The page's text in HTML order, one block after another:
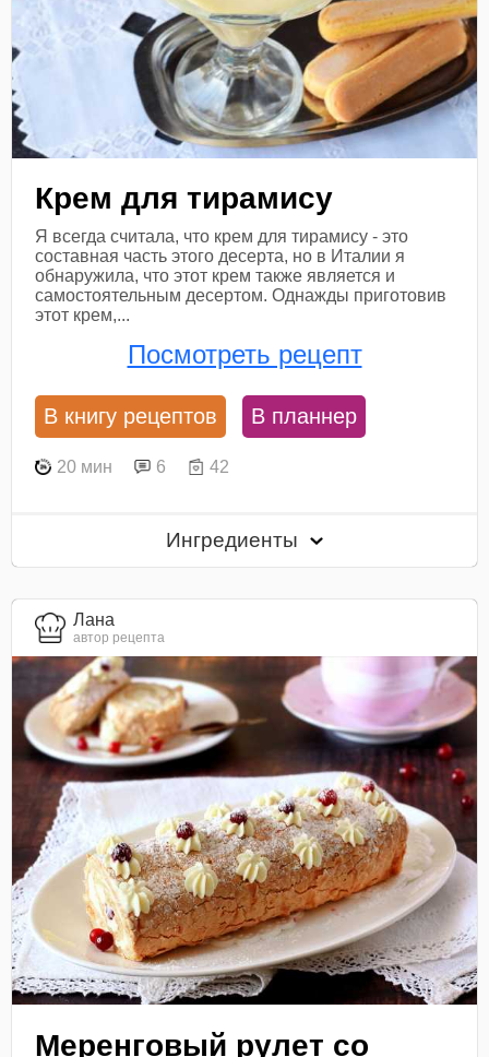
Крем для тирамису
Я всегда считала, что крем для тирамису - это
составная часть этого десерта, но в Италии я
обнаружила, что этот крем также является и
самостоятельным десертом. Однажды приготовив
этот крем,...
Посмотреть рецепт
В книгу рецептов В планнер
20 мин 6 42
Ингредиенты
Лана
автор рецепта
Меренговый рулет со